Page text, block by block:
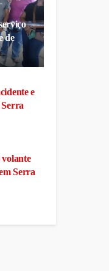
de
e
Serra